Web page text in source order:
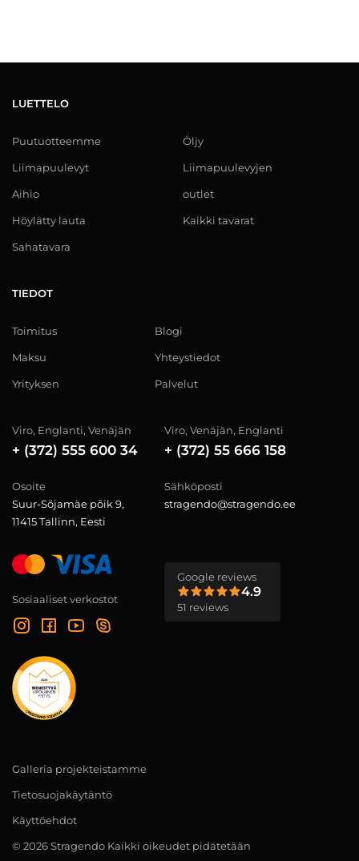
LUETTELO
Puutuotteemme
Liimapuulevyt
Aihio
Höylätty lauta
Sahatavara
Öljy
Liimapuulevyjen
outlet
Kaikki tavarat
TIEDOT
Toimitus
Maksu
Yrityksen
Blogi
Yhteystiedot
Palvelut
Viro, Englanti, Venäjän
+ (372) 555 600 34
Viro, Venäjän, Englanti
+ (372) 55 666 158
Osoite
Suur-Sõjamäe põik 9,
11415 Tallinn, Eesti
Sähköposti
stragendo@stragendo.ee
Sosiaaliset verkostot
Google reviews
4.9
51 reviews
Galleria projekteistamme
Tietosuojakäytäntö
Käyttöehdot
© 2026 Stragendo Kaikki oikeudet pidätetään